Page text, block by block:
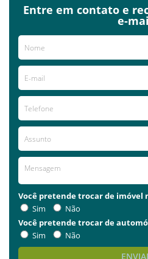
Entre em contato e
e-
Você pretende trocar de imóvel
Sim
Não
Você pretende trocar de
Sim
Não